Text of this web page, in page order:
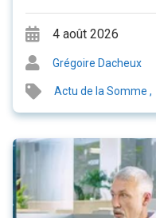
4 août 2026
Grégoire Dacheux
Actu de la Somme ,